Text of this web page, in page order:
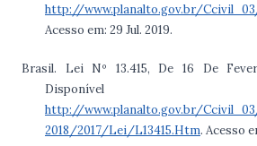
http://www.planalto.gov.br/
Acesso em: 29 Jul. 2019.
Brasil. Lei Nº 13.415, De 16 De
http://www.planalto.gov.br/
2018/2017/Lei/L13415.Htm. Acesso